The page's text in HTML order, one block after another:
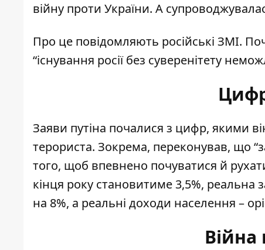
війну проти України. А
Про це повідомляють російські ЗМІ.
“існування росії без суверенітету
Заяви путіна почалися з цифр, якими
терориста. Зокрема, переконував, що
того, щоб впевнено почуватися й
кінця року становитиме 3,5%, реальна
на 8%, а реальні доходи населення –
Війна